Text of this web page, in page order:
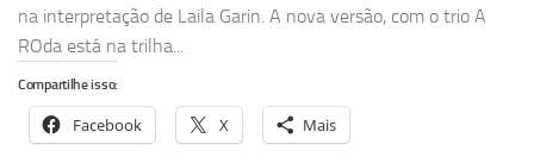
na interpretação de Laila Garin. A nova versão, com o trio A
ROda está na trilha...
Compartilhe isso:
Facebook X Mais